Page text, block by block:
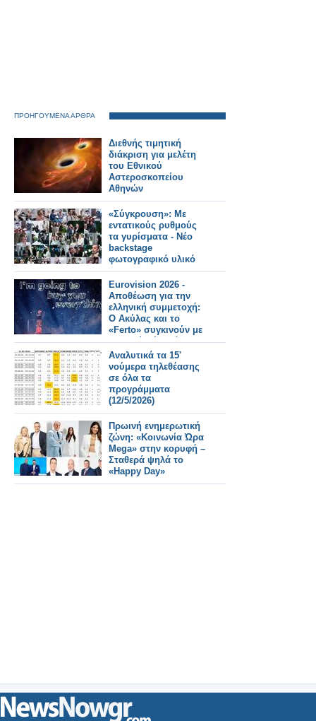
ΠΡΟΗΓΟΥΜΕΝΑ ΑΡΘΡΑ
Διεθνής τιμητική
διάκριση για μελέτη
του Εθνικού
Αστεροσκοπείου
Αθηνών
«Σύγκρουση»: Με
εντατικούς ρυθμούς
τα γυρίσματα - Νέο
backstage
φωτογραφικό υλικό
Eurovision 2026 -
Αποθέωση για την
ελληνική συμμετοχή:
Ο Ακύλας και το
«Ferto» συγκινούν με
το βαθύ μήνυμά τους
Αναλυτικά τα 15'
νούμερα τηλεθέασης
σε όλα τα
προγράμματα
(12/5/2026)
Πρωινή ενημερωτική
ζώνη: «Κοινωνία Ώρα
Mega» στην κορυφή –
Σταθερά ψηλά το
«Happy Day»